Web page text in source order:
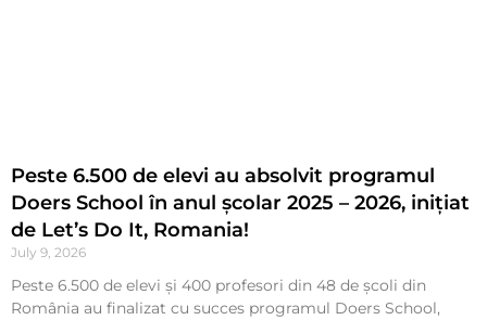
Peste 6.500 de elevi au absolvit programul
Doers School în anul școlar 2025 – 2026, inițiat
de Let’s Do It, Romania!
July 9, 2026
Peste 6.500 de elevi și 400 profesori din 48 de școli din
România au finalizat cu succes programul Doers School,